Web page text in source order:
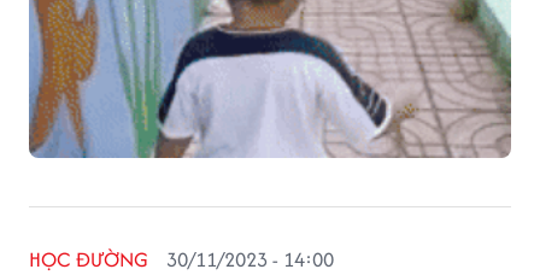
HỌC ĐƯỜNG 30/11/2023 - 14:00